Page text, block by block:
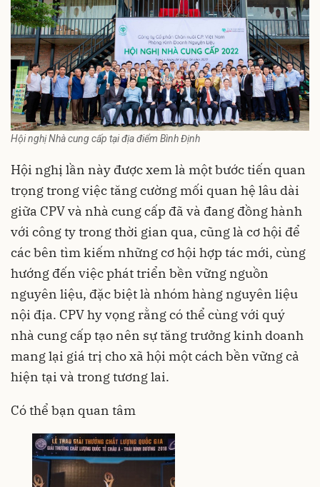
Hội nghị Nhà cung cấp tại địa điểm Bình Định
Hội nghị lần này được xem là một bước tiến quan
trọng trong việc tăng cường mối quan hệ lâu dài
giữa CPV và nhà cung cấp đã và đang đồng hành
với công ty trong thời gian qua, cũng là cơ hội để
các bên tìm kiếm những cơ hội hợp tác mới, cùng
hướng đến việc phát triển bền vững nguồn
nguyên liệu, đặc biệt là nhóm hàng nguyên liệu
nội địa. CPV hy vọng rằng có thể cùng với quý
nhà cung cấp tạo nên sự tăng trưởng kinh doanh
mang lại giá trị cho xã hội một cách bền vững cả
hiện tại và trong tương lai.
Có thể bạn quan tâm